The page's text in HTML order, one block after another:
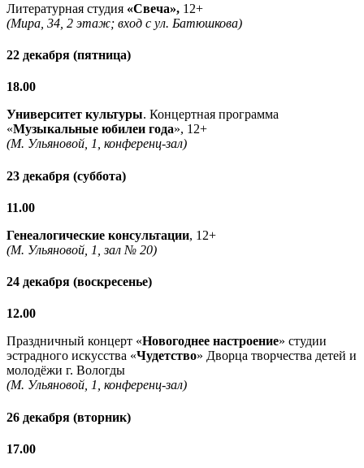
Литературная студия «Свеча», 12+
(Мира, 34, 2 этаж; вход с ул. Батюшкова)
22 декабря (пятница)
18.00
Университет культуры. Концертная программа
«Музыкальные юбилеи года», 12+
(М. Ульяновой, 1, конференц-зал)
23 декабря (суббота)
11.00
Генеалогические консультации, 12+
(М. Ульяновой, 1, зал № 20)
24 декабря (воскресенье)
12.00
Праздничный концерт «Новогоднее настроение» студии
эстрадного искусства «Чудетство» Дворца творчества детей и
молодёжи г. Вологды
(М. Ульяновой, 1, конференц-зал)
26 декабря (вторник)
17.00